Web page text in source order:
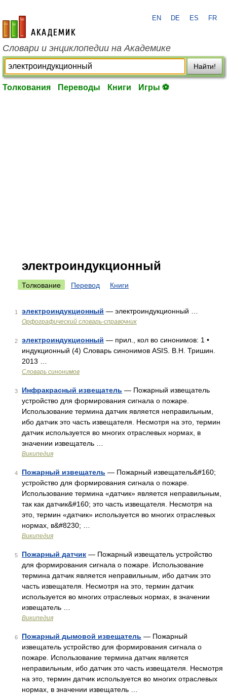
academic.ru
EN DE ES FR
Словари и энциклопедии на Академике
Найти!
Толкования Переводы Книги Игры ⚽
электроиндукционный
Толкование Перевод Книги
1 электроиндукционный — электроиндукционный …
Орфографический словарь-справочник
2 электроиндукционный — прил., кол во синонимов: 1 •
индукционный (4) Словарь синонимов ASIS. В.Н. Тришин.
2013 …
Словарь синонимов
3 Инфракрасный извещатель — Пожарный извещатель
устройство для формирования сигнала о пожаре.
Использование термина датчик является неправильным,
ибо датчик это часть извещателя. Несмотря на это, термин
датчик используется во многих отраслевых нормах, в
значении извещатель …
Википедия
4 Пожарный извещатель — Пожарный извещатель&#160;
устройство для формирования сигнала о пожаре.
Использование термина «датчик» является неправильным,
так как датчик&#160; это часть извещателя. Несмотря на
это, термин «датчик» используется во многих отраслевых
нормах, в&#8230; …
Википедия
5 Пожарный датчик — Пожарный извещатель устройство
для формирования сигнала о пожаре. Использование
термина датчик является неправильным, ибо датчик это
часть извещателя. Несмотря на это, термин датчик
используется во многих отраслевых нормах, в значении
извещатель …
Википедия
6 Пожарный дымовой извещатель — Пожарный
извещатель устройство для формирования сигнала о
пожаре. Использование термина датчик является
неправильным, ибо датчик это часть извещателя. Несмотря
на это, термин датчик используется во многих отраслевых
нормах, в значении извещатель …